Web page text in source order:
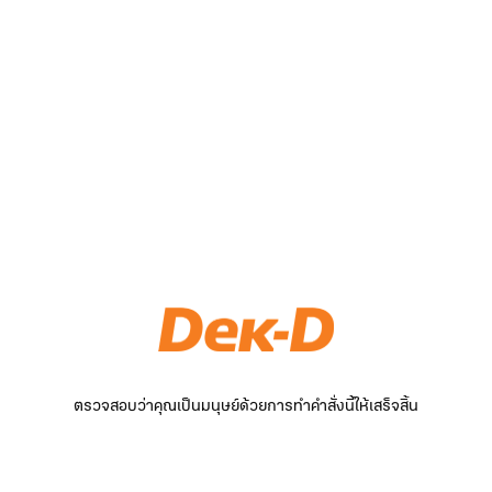
ตรวจสอบว่าคุณเป็นมนุษย์ด้วยการทำคำสั่งนี้ให้เสร็จสิ้น